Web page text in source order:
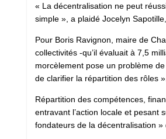
« La décentralisation ne peut
simple », a plaidé Jocelyn
Pour Boris Ravignon, maire de
collectivités -qu’il évaluait à 7,5
morcèlement pose un problème
de clarifier la répartition des rôles ».
Répartition des compétences,
entravant l’action locale et pesant
fondateurs de la décentralisation